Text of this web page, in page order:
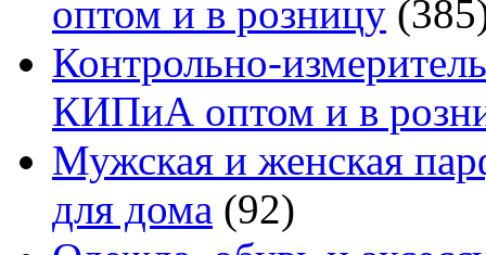
оптом и в розницу
Контрольно-
КИПиА оптом и в
Мужская и женская
для дома (92)